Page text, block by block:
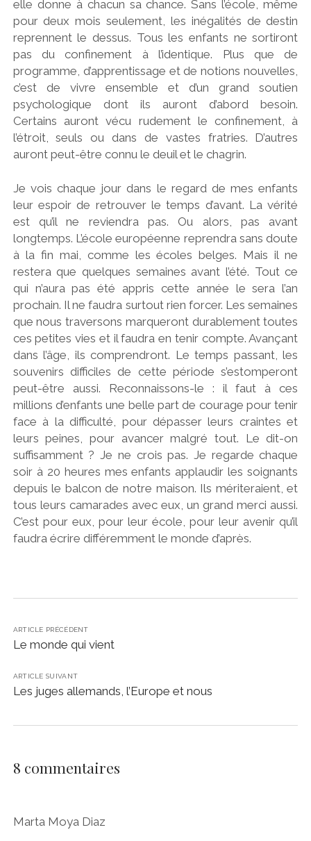
elle donne à chacun sa chance. Sans l’école, même
pour deux mois seulement, les inégalités de destin
reprennent le dessus. Tous les enfants ne sortiront
pas du confinement à l’identique. Plus que de
programme, d’apprentissage et de notions nouvelles,
c’est de vivre ensemble et d’un grand soutien
psychologique dont ils auront d’abord besoin.
Certains auront vécu rudement le confinement, à
l’étroit, seuls ou dans de vastes fratries. D’autres
auront peut-être connu le deuil et le chagrin.
Je vois chaque jour dans le regard de mes enfants
leur espoir de retrouver le temps d’avant. La vérité
est qu’il ne reviendra pas. Ou alors, pas avant
longtemps. L’école européenne reprendra sans doute
à la fin mai, comme les écoles belges. Mais il ne
restera que quelques semaines avant l’été. Tout ce
qui n’aura pas été appris cette année le sera l’an
prochain. Il ne faudra surtout rien forcer. Les semaines
que nous traversons marqueront durablement toutes
ces petites vies et il faudra en tenir compte. Avançant
dans l’âge, ils comprendront. Le temps passant, les
souvenirs difficiles de cette période s’estomperont
peut-être aussi. Reconnaissons-le : il faut à ces
millions d’enfants une belle part de courage pour tenir
face à la difficulté, pour dépasser leurs craintes et
leurs peines, pour avancer malgré tout. Le dit-on
suffisamment ? Je ne crois pas. Je regarde chaque
soir à 20 heures mes enfants applaudir les soignants
depuis le balcon de notre maison. Ils mériteraient, et
tous leurs camarades avec eux, un grand merci aussi.
C’est pour eux, pour leur école, pour leur avenir qu’il
faudra écrire différemment le monde d’après.
ARTICLE PRÉCÉDENT
Le monde qui vient
ARTICLE SUIVANT
Les juges allemands, l’Europe et nous
8 commentaires
Marta Moya Diaz